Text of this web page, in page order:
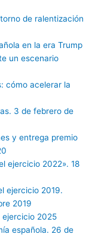
de ralentización
en la era Trump
un escenario
cómo acelerar la
3 de febrero de
y entrega premio
ejercicio 2022». 18
ejercicio 2019.
2019
ejercicio 2025
española. 26 de